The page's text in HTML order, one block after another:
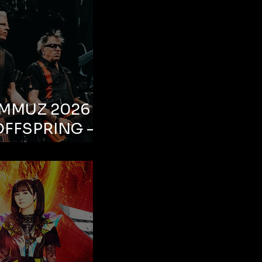
2026 –
–
Life Park